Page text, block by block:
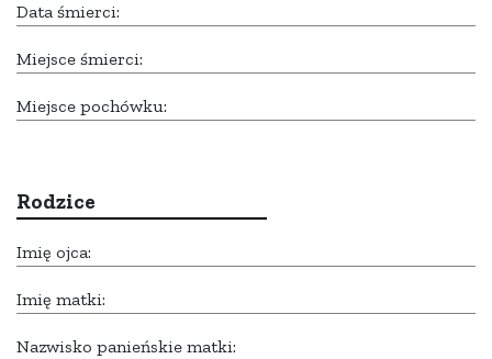
Data śmierci:
Miejsce śmierci:
Miejsce pochówku:
Rodzice
Imię ojca:
Imię matki:
Nazwisko panieńskie matki: